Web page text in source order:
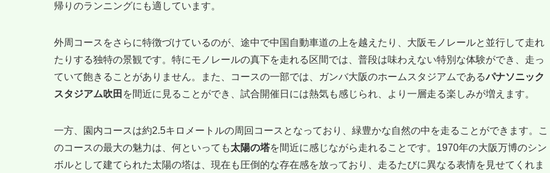
帰りのランニングにも適しています。
外周コースをさらに特徴づけているのが、途中で中国自動車道の上を越えたり、大阪モノレールと並行して走れ
たりする独特の景観です。特にモノレールの真下を走れる区間では、普段は味わえない特別な体験ができ、走っ
ていて飽きることがありません。また、コースの一部では、ガンバ大阪のホームスタジアムであるパナソニック
スタジアム吹田 を間近に見ることができ、試合開催日には熱気も感じられ、より一層走る楽しみが増えます。
一方、園内コースは約2.5キロメートルの周回コースとなっており、緑豊かな自然の中を走ることができます。こ
のコースの最大の魅力は、何といっても太陽の塔を間近に感じながら走れることです。1970年の大阪万博のシン
ボルとして建てられた太陽の塔は、現在も圧倒的な存在感を放っており、走るたびに異なる表情を見せてくれま